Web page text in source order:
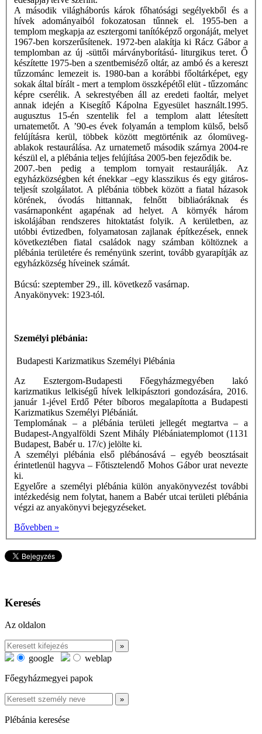
A második világháborús károk főhatósági segélyekből és a
hívek adományaiból fokozatosan tűnnek el. 1955-ben a
templom megkapja az esztergomi tanítóképző orgonáját, melyet
1967-ben korszerűsítenek. 1972-ben alakítja ki Rácz Gábor a
templomban az új -süttői márványborítású- liturgikus teret. Ő
készítette 1975-ben a szentbemiséző oltár, az ambó és a kereszt
tűzzománc lemezeit is. 1980-ban a korábbi főoltárképet, egy
sokak által bírált - mert a templom összképétől elüt - tűzzománc
képre cserélik. A sekrestyében áll az eredeti faoltár, melyet
annak idején a Kisegítő Kápolna Egyesület használt.1995.
augusztus 15-én szentelik fel a templom alatt létesített
urnatemetőt. A ’90-es évek folyamán a templom külső, belső
felújításra kerül, többek között megtörténik az ólomüveg-
ablakok restaurálása. Az urnatemető második szárnya 2004-re
készül el, a plébánia teljes felújítása 2005-ben fejeződik be.
2007.-ben pedig a templom tornyait restaurálják. Az
egyházközségben két énekkar –egy klasszikus és egy gitáros-
teljesít szolgálatot. A plébánia többek között a fiatal házasok
körének, óvodás hittannak, felnőtt bibliaóráknak és
vasárnaponként agapénak ad helyet. A környék három
iskolájában rendszeres hitoktatást folyik. A kerületben, az
utóbbi évtizedben, folyamatosan zajlanak építkezések, ennek
következtében fiatal családok nagy számban költöznek a
plébánia területére és reményünk szerint, tovább gyarapítják az
egyházközség híveinek számát.
Búcsú: szeptember 29., ill. következő vasárnap.
Anyakönyvek: 1923-tól.
Személyi plébánia:
Budapesti Karizmatikus Személyi Plébánia
Az Esztergom-Budapesti Főegyházmegyében lakó
karizmatikus lelkiségű hívek lelkipásztori gondozására, 2016.
január 1-jével Erdő Péter bíboros megalapította a Budapesti
Karizmatikus Személyi Plébániát.
Templomának – a plébánia területi jellegét megtartva – a
Budapest-Angyalföldi Szent Mihály Plébániatemplomot (1131
Budapest, Babér u. 17/c) jelölte ki.
A személyi plébánia első plébánosává – egyéb beosztásait
érintetlenül hagyva – Főtisztelendő Mohos Gábor urat nevezte
ki.
Egyelőre a személyi plébánia külön anyakönyvezést további
intézkedésig nem folytat, hanem a Babér utcai területi plébánia
végzi az anyakönyvi bejegyzéseket.
Bővebben »
Keresés
Az oldalon
google
weblap
Főegyházmegyei papok
Plébánia keresése